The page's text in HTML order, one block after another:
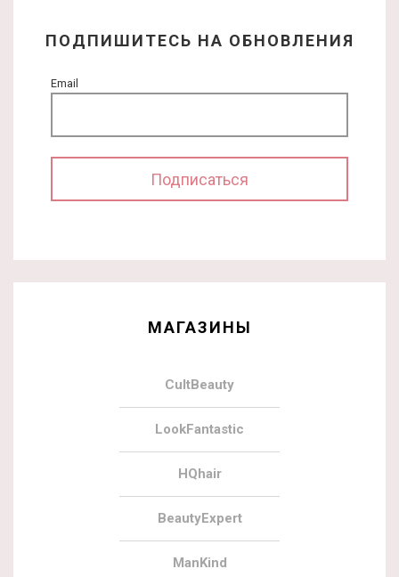
ПОДПИШИТЕСЬ НА ОБНОВЛЕНИЯ
Email
МАГАЗИНЫ
CultBeauty
LookFantastic
HQhair
BeautyExpert
ManKind